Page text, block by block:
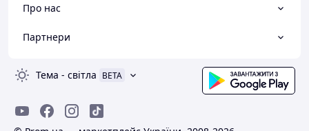
Про нас
Партнери
Тема - світла BETA